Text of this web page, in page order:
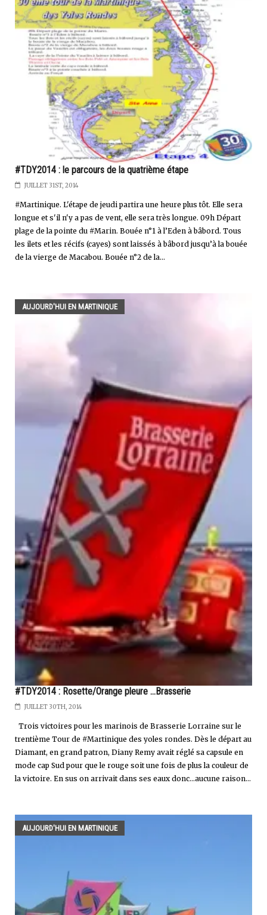
#TDY2014 : le parcours de la quatrième étape
JUILLET 31ST, 2014
#Martinique. L'étape de jeudi partira une heure plus tôt. Elle sera
longue et s'il n'y a pas de vent, elle sera très longue. 09h Départ
plage de la pointe du #Marin. Bouée n°1 à l’Eden à bâbord. Tous
les ilets et les récifs (cayes) sont laissés à bâbord jusqu’à la bouée
de la vierge de Macabou. Bouée n°2 de la...
AUJOURD'HUI EN MARTINIQUE
#TDY2014 : Rosette/Orange pleure ...Brasserie
JUILLET 30TH, 2014
Trois victoires pour les marinois de Brasserie Lorraine sur le
trentième Tour de #Martinique des yoles rondes. Dès le départ au
Diamant, en grand patron, Diany Remy avait réglé sa capsule en
mode cap Sud pour que le rouge soit une fois de plus la couleur de
la victoire. En sus on arrivait dans ses eaux donc...aucune raison...
AUJOURD'HUI EN MARTINIQUE